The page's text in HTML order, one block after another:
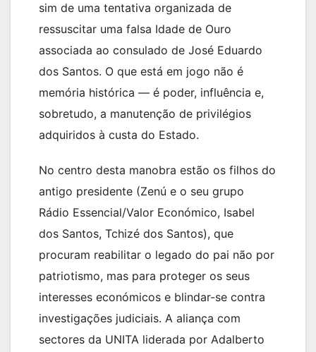
sim de uma tentativa organizada de
ressuscitar uma falsa Idade de Ouro
associada ao consulado de José Eduardo
dos Santos. O que está em jogo não é
memória histórica — é poder, influência e,
sobretudo, a manutenção de privilégios
adquiridos à custa do Estado.
No centro desta manobra estão os filhos do
antigo presidente (Zenú e o seu grupo
Rádio Essencial/Valor Económico, Isabel
dos Santos, Tchizé dos Santos), que
procuram reabilitar o legado do pai não por
patriotismo, mas para proteger os seus
interesses económicos e blindar-se contra
investigações judiciais. A aliança com
sectores da UNITA liderada por Adalberto